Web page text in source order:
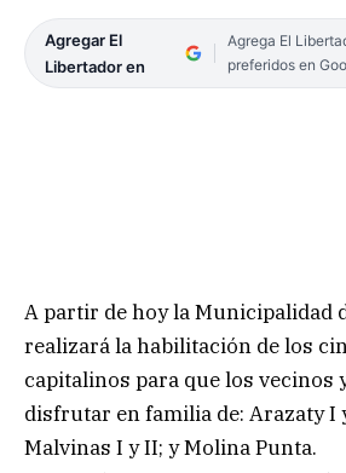
Agregar El
Libertador en
Agrega El
preferidos en
A partir de hoy la Municipalidad
realizará la habilitación de los
capitalinos para que los vecinos
disfrutar en familia de: Arazaty I
Malvinas I y II; y Molina Punta.